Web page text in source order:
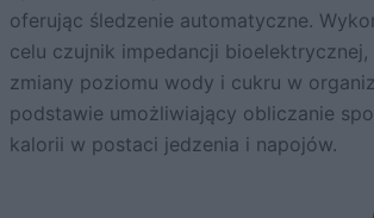
oferując śledzenie automatyczne.
celu czujnik impedancji
zmiany poziomu wody i cukru w
podstawie umożliwiający obliczanie
kalorii w postaci jedzenia i napojów.